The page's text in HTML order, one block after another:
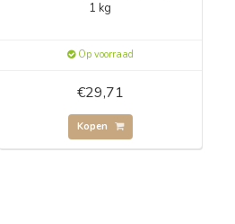
1 kg
Op voorraad
€29,71
Kopen